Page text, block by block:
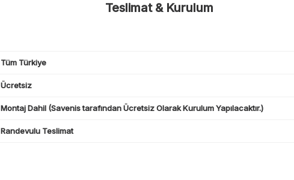
Teslimat & Kurulum
Tüm Türkiye
Ücretsiz
Montaj Dahil (Savenis tarafından Ücretsiz Olarak Kurulum Yapılacaktır.)
Randevulu Teslimat